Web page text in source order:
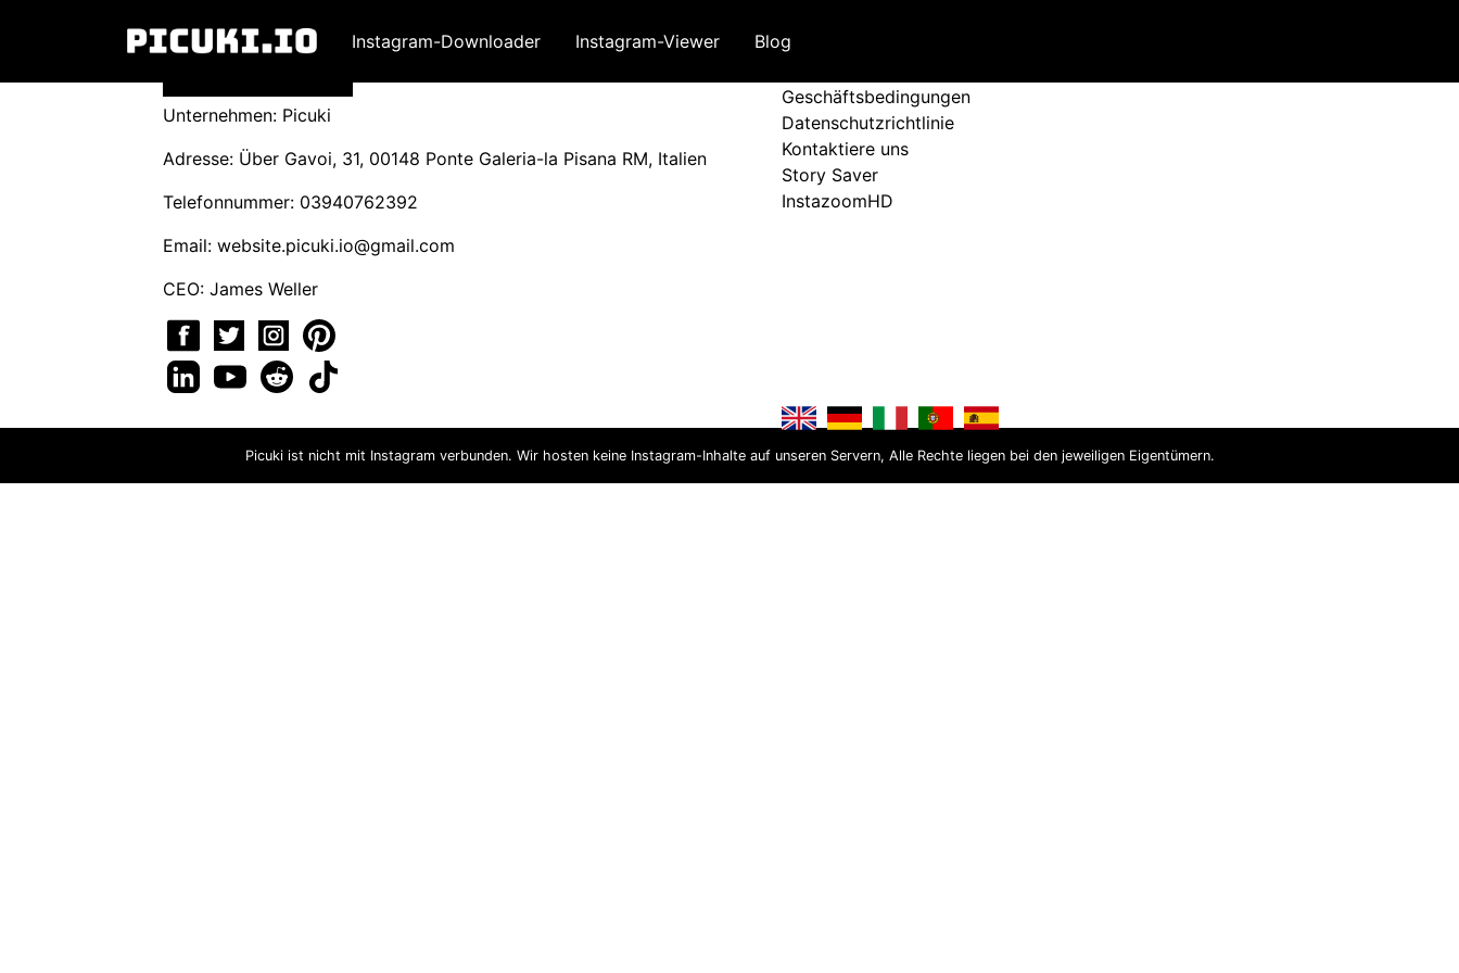
Instagram-Downloader Instagram-Viewer Blog
Unternehmen: Picuki
Adresse: Über Gavoi, 31, 00148 Ponte Galeria-la Pisana RM, Italien
Telefonnummer: 03940762392
Email: website.picuki.io@gmail.com
CEO: James Weller
Bedingungen und Richtlinien
Geschäftsbedingungen
Datenschutzrichtlinie
Kontaktiere uns
Story Saver
InstazoomHD
Picuki ist nicht mit Instagram verbunden. Wir hosten keine Instagram-Inhalte auf unseren Servern, Alle Rechte liegen bei den jeweiligen Eigentümern.